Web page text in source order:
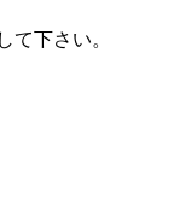
て下さい。